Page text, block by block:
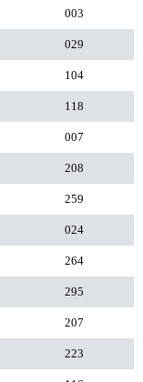
003
029
104
118
007
208
259
024
264
295
207
223